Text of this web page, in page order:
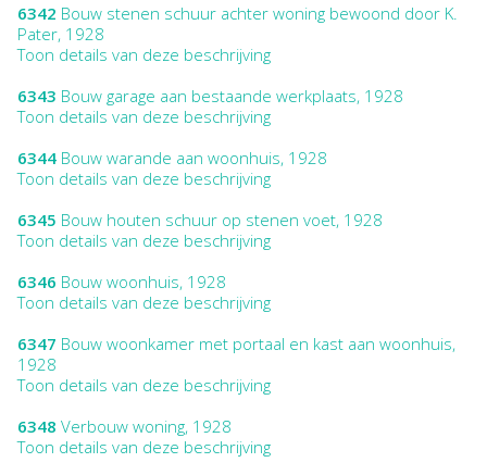
6342 Bouw stenen schuur achter woning bewoond door K.
Pater, 1928
Toon details van deze beschrijving
6343 Bouw garage aan bestaande werkplaats, 1928
Toon details van deze beschrijving
6344 Bouw warande aan woonhuis, 1928
Toon details van deze beschrijving
6345 Bouw houten schuur op stenen voet, 1928
Toon details van deze beschrijving
6346 Bouw woonhuis, 1928
Toon details van deze beschrijving
6347 Bouw woonkamer met portaal en kast aan woonhuis,
1928
Toon details van deze beschrijving
6348 Verbouw woning, 1928
Toon details van deze beschrijving